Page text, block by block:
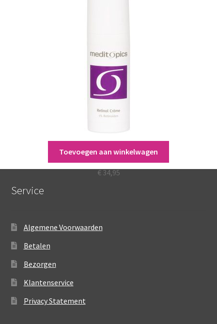
Meditopics Retinol Crème 1%
€34,95
Toevoegen aan winkelwagen
Service
Algemene Voorwaarden
Betalen
Bezorgen
Klantenservice
Privacy Statement